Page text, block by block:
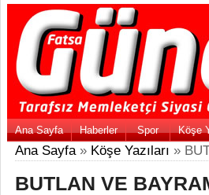
Ana Sayfa Haberler Spor Köşe
Ana Sayfa» Köşe Yazıları »
BUTLAN VE